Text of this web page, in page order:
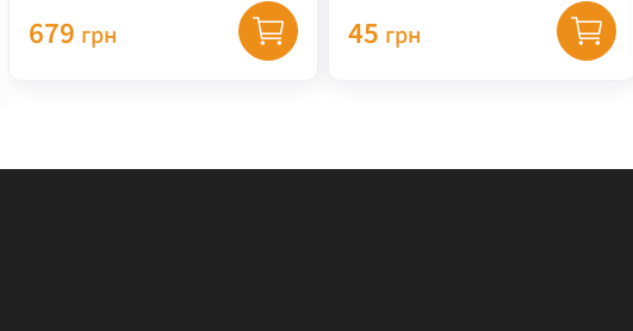
679 грн 45 грн